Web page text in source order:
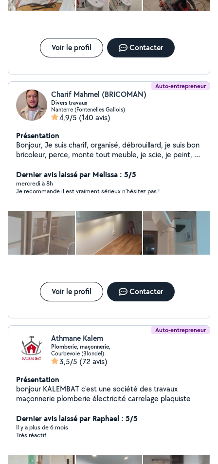
Voir le profil Contacter
Auto-entrepreneur
Charif Mahmel (BRICOMAN)
Divers travaux
Nanterre (Fontenelles Gallois)
4,9/5 (140 avis)
Présentation
Bonjour, Je suis charif, organisé, débrouillard, je suis bon
bricoleur, perce, monte tout meuble, je scie, je peint, et
(coupe, peint, ajout d'élément...). -montage cuisine -
montage meuble. Tout genre de petit travaux -peinture
générale. Papier peint Pose atoil de verre N'hésiter pas
un vingt_huit cinquante deux vingt_sept
Dernier avis laissé par Melissa : 5/5
mercredi à 8h
Je recommande il est vraiment sérieux n’hésitez pas !
Voir le profil Contacter
Auto-entrepreneur
Athmane Kalem
Plomberie, maçonnerie,
Courbevoie (Blondel)
3,5/5 (72 avis)
Présentation
bonjour KALEMBAT c'est une société des travaux
maçonnerie plomberie électricité carrelage plaquiste
Dernier avis laissé par Raphael : 5/5
Il y a plus de 6 mois
Très réactif